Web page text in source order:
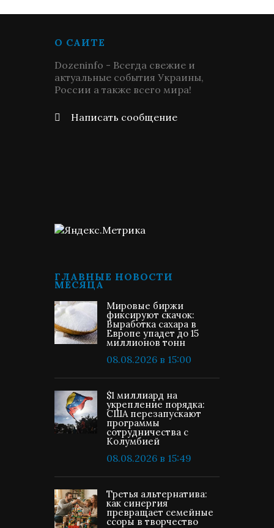
О САЙТЕ
Dozeninfo - Всегда свежие и
актуальные события Украины,
России а также всего мира!
Написать сообщение
ГЛАВНЫЕ НОВОСТИ
МЕСЯЦА
Мировые биржи
фиксируют скачок:
Выработка сахара в
Европе упадет до 15
миллионов тонн
08.08.2026 в 15:00
$1 миллиард на
укрепление порядка:
США перезапускают
программы
сотрудничества с
Колумбией
08.08.2026 в 15:49
Третья альтернатива:
как синергия
превращает семейные
ссоры в творчество